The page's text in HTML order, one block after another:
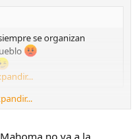
se organizan
propongamos tu pueblo
no va a la